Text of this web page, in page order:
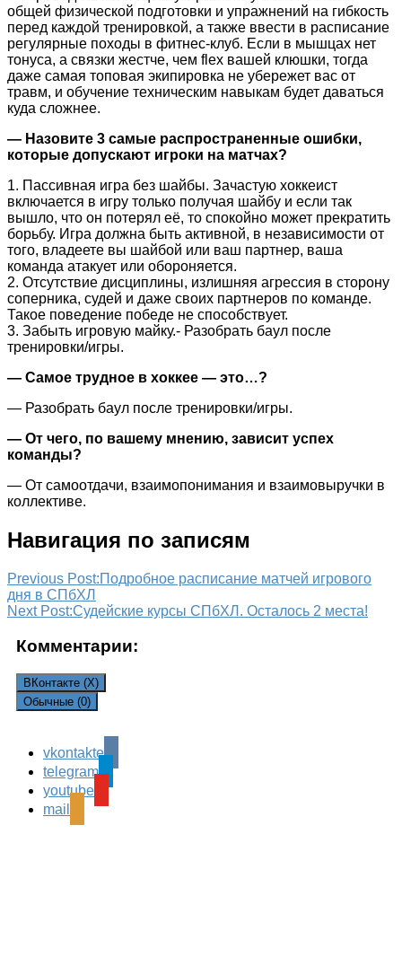
общей физической подготовки и упражнений на гибкость
перед каждой тренировкой, а также ввести в расписание
регулярные походы в фитнес-клуб. Если в мышцах нет
тонуса, а связки жестче, чем flex вашей клюшки, тогда
даже самая топовая экипировка не убережет вас от
травм, и обучение техническим навыкам будет даваться
куда сложнее.
— Назовите 3 самые распространенные ошибки,
которые допускают игроки на матчах?
1. Пассивная игра без шайбы. Зачастую хоккеист
включается в игру только получая шайбу и если так
вышло, что он потерял её, то спокойно может прекратить
борьбу. Игра должна быть активной, в независимости от
того, владеете вы шайбой или ваш партнер, ваша
команда атакует или обороняется.
2. Отсутствие дисциплины, излишняя агрессия в сторону
соперника, судей и даже своих партнеров по команде.
Такое поведение победе не способствует.
3. Забыть игровую майку.- Разобрать баул после
тренировки/игры.
— Самое трудное в хоккее — это…?
— Разобрать баул после тренировки/игры.
— От чего, по вашему мнению, зависит успех
команды?
— От самоотдачи, взаимопонимания и взаимовыручки в
коллективе.
Навигация по записям
Previous Post:Подробное расписание матчей игрового
дня в СПбХЛ
Next Post:Судейские курсы СПбХЛ. Осталось 2 места!
Комментарии:
ВКонтакте (X)
Обычные (0)
Leave a Reply
Ваш адрес email не будет опубликован.
поля помечены
vkontakte
telegram
youtube
mail